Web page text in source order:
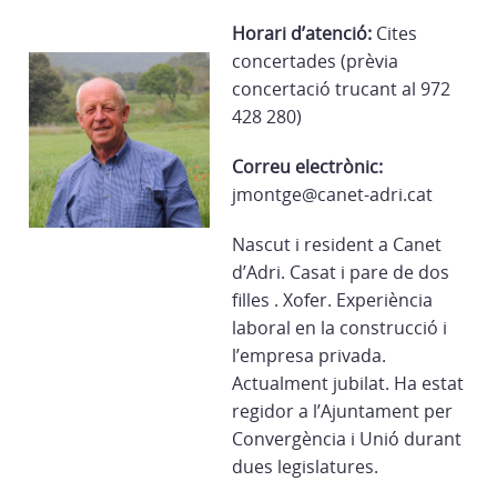
Horari d’atenció: Cites
concertades (prèvia
concertació trucant al 972
428 280)
Correu electrònic:
jmontge@canet-adri.cat
Nascut i resident a Canet
d’Adri. Casat i pare de dos
filles . Xofer. Experiència
laboral en la construcció i
l’empresa privada.
Actualment jubilat. Ha estat
regidor a l’Ajuntament per
Convergència i Unió durant
dues legislatures.